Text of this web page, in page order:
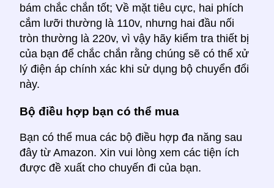
bám chắc chắn tốt; Về mặt tiêu cực, hai phích
cắm lưỡi thường là 110v, nhưng hai đầu nối
tròn thường là 220v, vì vậy hãy kiểm tra thiết bị
của bạn để chắc chắn rằng chúng sẽ có thể xử
lý điện áp chính xác khi sử dụng bộ chuyển đổi
này.
Bộ điều hợp bạn có thể mua
Bạn có thể mua các bộ điều hợp đa năng sau
đây từ Amazon. Xin vui lòng xem các tiện ích
được đề xuất cho chuyến đi của bạn.